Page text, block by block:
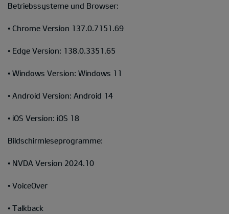
Betriebssysteme und Browser:
• Chrome Version 137.0.7151.69
• Edge Version: 138.0.3351.65
• Windows Version: Windows 11
• Android Version: Android 14
• iOS Version: iOS 18
Bildschirmleseprogramme:
• NVDA Version 2024.10
• VoiceOver
• Talkback